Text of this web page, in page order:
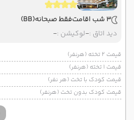
3 شب اقامت فقط صبحانه(BB)
دید اتاق :-لوکیشن :-
قیمت 2 تخته (هرنفر)
قیمت 1 تخته (هرنفر)
قیمت کودک با تخت (هر نفر)
قیمت کودک بدون تخت (هرنفر)